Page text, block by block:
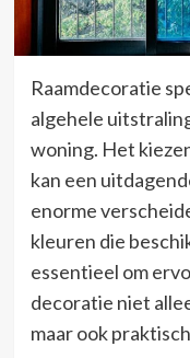
Raamdecoratie
algehele
woning. Het
kan een
enorme
kleuren die
essentieel om
decoratie niet
maar ook